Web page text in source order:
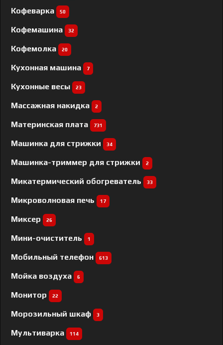
Кофеварка 50
Кофемашина 32
Кофемолка 20
Кухонная машина 7
Кухонные весы 23
Массажная накидка 2
Материнская плата 731
Машинка для стрижки 34
Машинка-триммер для стрижки 2
Микатермический обогреватель 33
Микроволновая печь 17
Миксер 26
Мини-очиститель 1
Мобильный телефон 613
Мойка воздуха 6
Монитор 22
Морозильный шкаф 3
Мультиварка 114